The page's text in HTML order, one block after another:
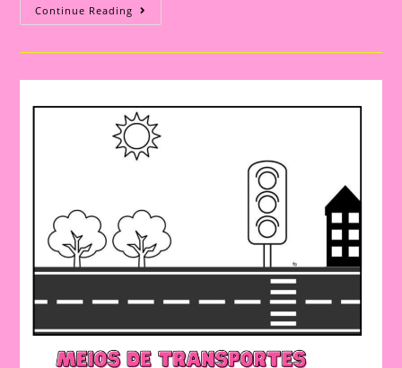
Continue Reading ATIVIDADE
INTERATIVA
O
E
PARA
EDUCAÇÃO
INFANTIL